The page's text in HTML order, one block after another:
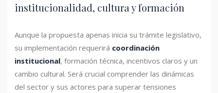
institucionalidad, cultura y formación
Aunque la propuesta apenas inicia su trámite legislativo,
su implementación requerirá coordinación
institucional, formación técnica, incentivos claros y un
cambio cultural. Será crucial comprender las dinámicas
del sector y sus actores para superar tensiones